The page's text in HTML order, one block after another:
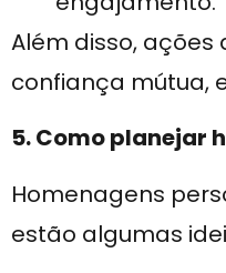
Além disso,
confiança mútua,
5. Como planejar
Homenagens
estão algumas